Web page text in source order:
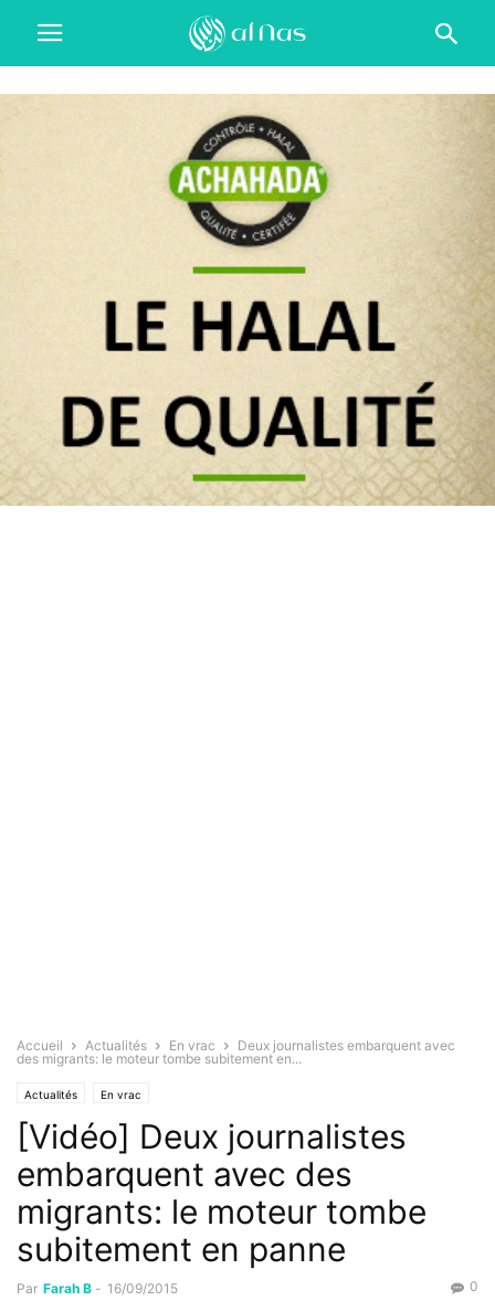
Accueil Actualités En vrac
Deux journalistes embarquent avec
des migrants: le moteur tombe subitement en...
Actualités En vrac
[Vidéo] Deux journalistes
embarquent avec des
migrants: le moteur tombe
subitement en panne
Par Farah B - 16/09/2015 0